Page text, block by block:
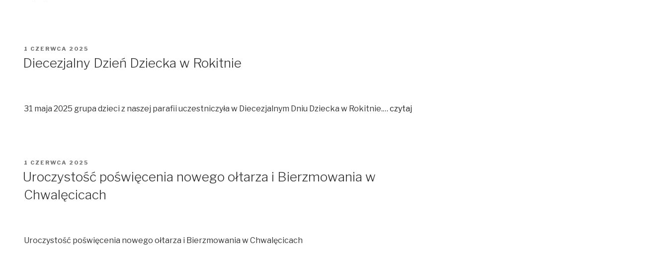
OPUBLIKOWANE
W
1 CZERWCA 2025
Diecezjalny Dzień Dziecka w Rokitnie
31 maja 2025 grupa dzieci z naszej parafii uczestniczyła w Diecezjalnym Dniu Dziecka w Rokitnie.… czytaj
OPUBLIKOWANE
W
1 CZERWCA 2025
Uroczystość poświęcenia nowego ołtarza i Bierzmowania w
Chwalęcicach
Uroczystość poświęcenia nowego ołtarza i Bierzmowania w Chwalęcicach